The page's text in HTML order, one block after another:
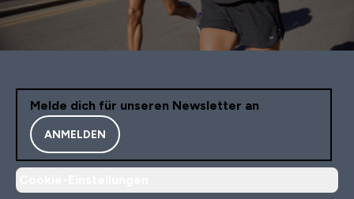
Melde dich für unseren Newsletter an
ANMELDEN